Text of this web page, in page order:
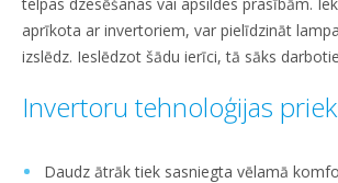
aprīkota ar invertoriem, var pielīdzināt
izslēdz. Ieslēdzot šādu ierīci, tā sāks
Invertoru tehnoloģijas
Daudz ātrāk tiek sasniegta vēlamā